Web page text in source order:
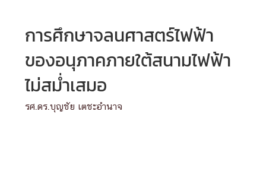
การศึกษาจลนศาสตร์ไฟฟ้า
ของอนุภาคภายใต้สนามไฟฟ้า
ไม่สม่ำเสมอ
รศ.ดร.บุญชัย เตชะอำนาจ